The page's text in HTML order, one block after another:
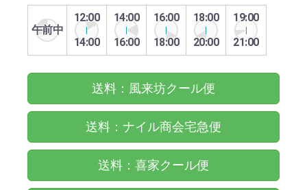
午前中
12:00
14:00
14:00
16:00
16:00
18:00
18:00
20:00
19:00
21:00
送料：風来坊クール便
送料：ナイル商会宅急便
送料：喜家クール便